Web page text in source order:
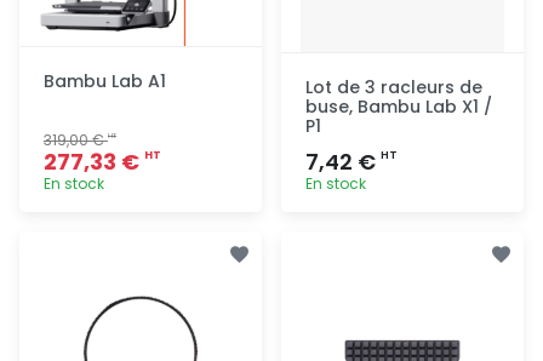
Bambu Lab A1
319,00 €HT
277,33 € HT
En stock
Lot de 3 racleurs de
buse, Bambu Lab X1 /
P1
7,42 € HT
En stock